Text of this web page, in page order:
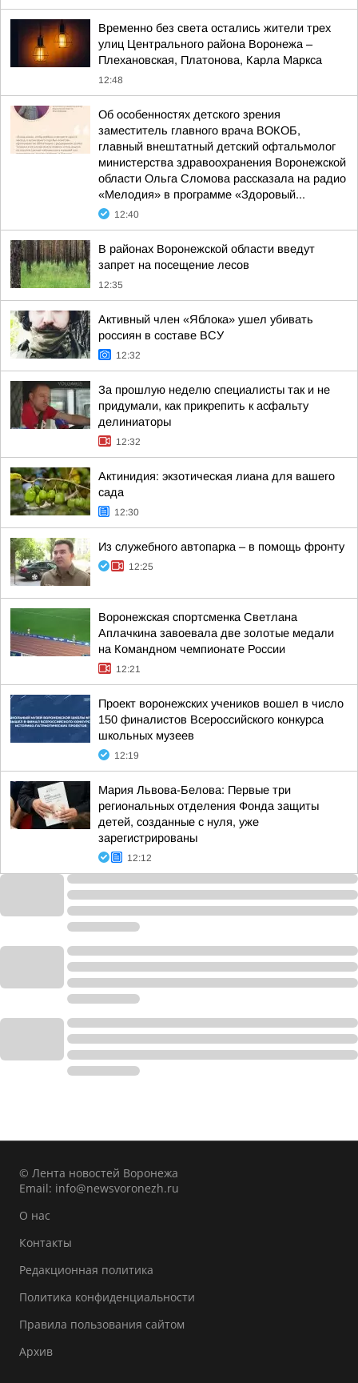
Временно без света остались жители трех
улиц Центрального района Воронежа –
Плехановская, Платонова, Карла Маркса
12:48
Об особенностях детского зрения
заместитель главного врача ВОКОБ,
главный внештатный детский офтальмолог
министерства здравоохранения Воронежской
области Ольга Сломова рассказала на радио
«Мелодия» в программе «Здоровый...
12:40
В районах Воронежской области введут
запрет на посещение лесов
12:35
Активный член «Яблока» ушел убивать
россиян в составе ВСУ
12:32
За прошлую неделю специалисты так и не
придумали, как прикрепить к асфальту
делиниаторы
12:32
Актинидия: экзотическая лиана для вашего
сада
12:30
Из служебного автопарка – в помощь фронту
12:25
Воронежская спортсменка Светлана
Аплачкина завоевала две золотые медали
на Командном чемпионате России
12:21
Проект воронежских учеников вошел в число
150 финалистов Всероссийского конкурса
школьных музеев
12:19
Мария Львова-Белова: Первые три
региональных отделения Фонда защиты
детей, созданные с нуля, уже
зарегистрированы
12:12
© Лента новостей Воронежа
Email: info@newsvoronezh.ru
О нас
Контакты
Редакционная политика
Политика конфиденциальности
Правила пользования сайтом
Архив